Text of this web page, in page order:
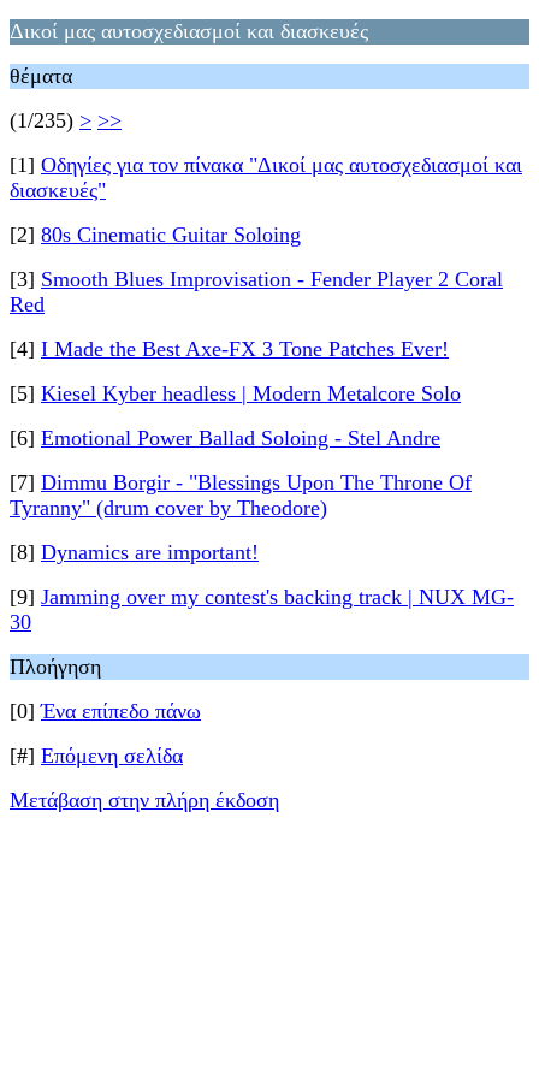
Δικοί μας αυτοσχεδιασμοί και διασκευές
θέματα
(1/235) > >>
[1] Οδηγίες για τον πίνακα "Δικοί μας αυτοσχεδιασμοί και
διασκευές"
[2] 80s Cinematic Guitar Soloing
[3] Smooth Blues Improvisation - Fender Player 2 Coral
Red
[4] I Made the Best Axe-FX 3 Tone Patches Ever!
[5] Kiesel Kyber headless | Modern Metalcore Solo
[6] Emotional Power Ballad Soloing - Stel Andre
[7] Dimmu Borgir - "Blessings Upon The Throne Of
Tyranny" (drum cover by Theodore)
[8] Dynamics are important!
[9] Jamming over my contest's backing track | NUX MG-
30
Πλοήγηση
[0]Ένα επίπεδο πάνω
[#] Επόμενη σελίδα
Μετάβαση στην πλήρη έκδοση